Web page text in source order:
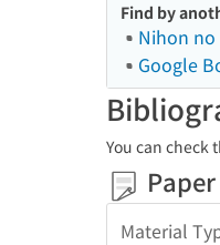
Find by
Nihon
Google
You can check
Paper
Material